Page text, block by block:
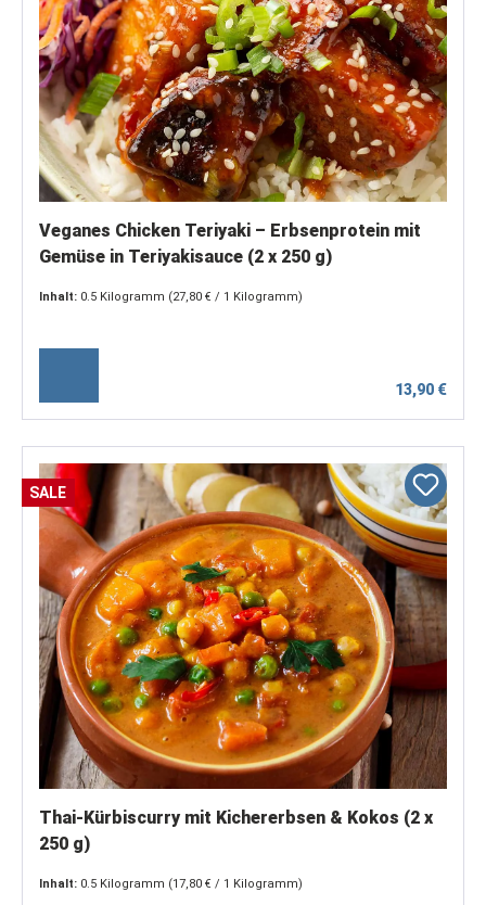
Veganes Chicken Teriyaki – Erbsenprotein mit
Gemüse in Teriyakisauce (2 x 250 g)
Inhalt: 0.5 Kilogramm (27,80 € / 1 Kilogramm)
13,90 €
SALE
Thai-Kürbiscurry mit Kichererbsen & Kokos (2 x
250 g)
Inhalt: 0.5 Kilogramm (17,80 € / 1 Kilogramm)